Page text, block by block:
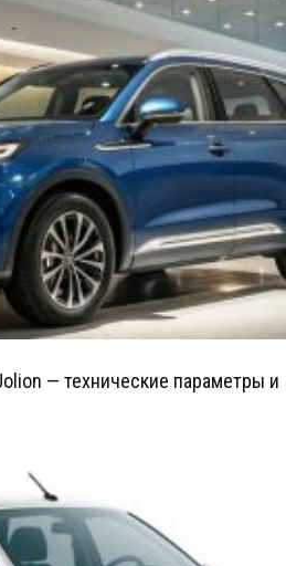
— технические параметры и